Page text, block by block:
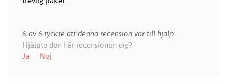
6 av 6 tyckte att denna recension var till hjälp.
Hjälpte den här recensionen dig?
Ja
Nej